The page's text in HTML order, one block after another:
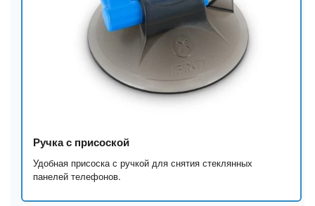
Ручка с присоской
Удобная присоска с ручкой для снятия стеклянных
панелей телефонов.